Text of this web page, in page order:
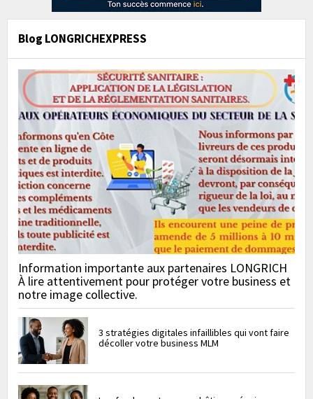
Blog LONGRICHEXPRESS
Information importante aux partenaires LONGRICH
À lire attentivement pour protéger votre business et
notre image collective.
3 stratégies digitales infaillibles qui vont faire
décoller votre business MLM